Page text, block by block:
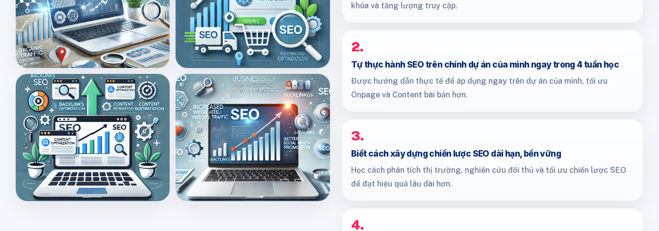
khóa và tăng lượng truy cập.
2.
Tự thực hành SEO trên chính dự án của mình ngay trong 4 tuần học
Được hướng dẫn thực tế để áp dụng ngay trên dự án của mình, tối ưu
Onpage và Content bài bản hơn.
3.
Biết cách xây dựng chiến lược SEO dài hạn, bền vững
Học cách phân tích thị trường, nghiên cứu đối thủ và tối ưu chiến lược SEO
để đạt hiệu quả lâu dài hơn.
4.